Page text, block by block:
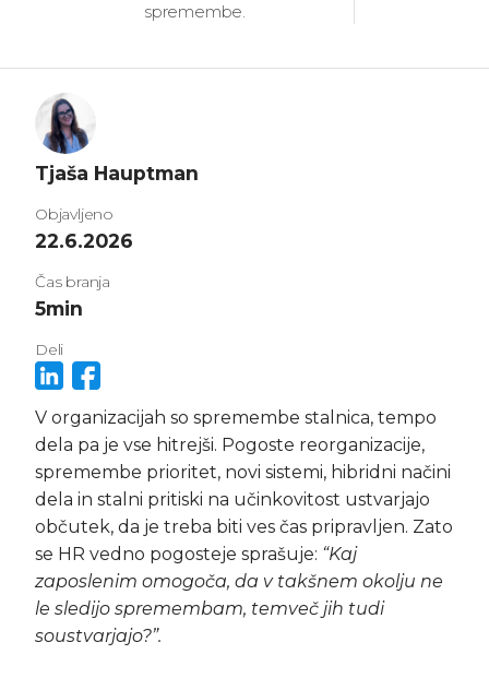
spremembe.
Tjaša Hauptman
Objavljeno
22.6.2026
Čas branja
5min
Deli
V organizacijah so spremembe stalnica, tempo
dela pa je vse hitrejši. Pogoste reorganizacije,
spremembe prioritet, novi sistemi, hibridni načini
dela in stalni pritiski na učinkovitost ustvarjajo
občutek, da je treba biti ves čas pripravljen. Zato
se HR vedno pogosteje sprašuje: “Kaj
zaposlenim omogoča, da v takšnem okolju ne
le sledijo spremembam, temveč jih tudi
soustvarjajo?”.